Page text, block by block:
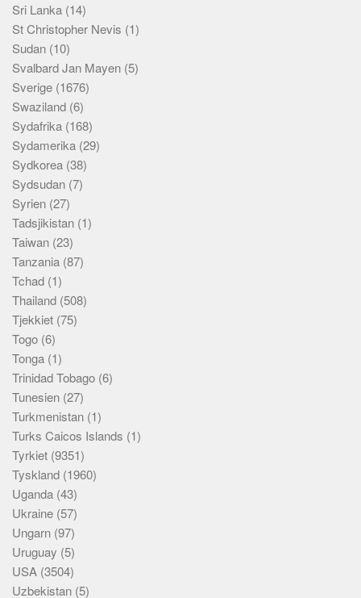
Sri Lanka (14)
St Christopher Nevis (1)
Sudan (10)
Svalbard Jan Mayen (5)
Sverige (1676)
Swaziland (6)
Sydafrika (168)
Sydamerika (29)
Sydkorea (38)
Sydsudan (7)
Syrien (27)
Tadsjikistan (1)
Taiwan (23)
Tanzania (87)
Tchad (1)
Thailand (508)
Tjekkiet (75)
Togo (6)
Tonga (1)
Trinidad Tobago (6)
Tunesien (27)
Turkmenistan (1)
Turks Caicos Islands (1)
Tyrkiet (9351)
Tyskland (1960)
Uganda (43)
Ukraine (57)
Ungarn (97)
Uruguay (5)
USA (3504)
Uzbekistan (5)